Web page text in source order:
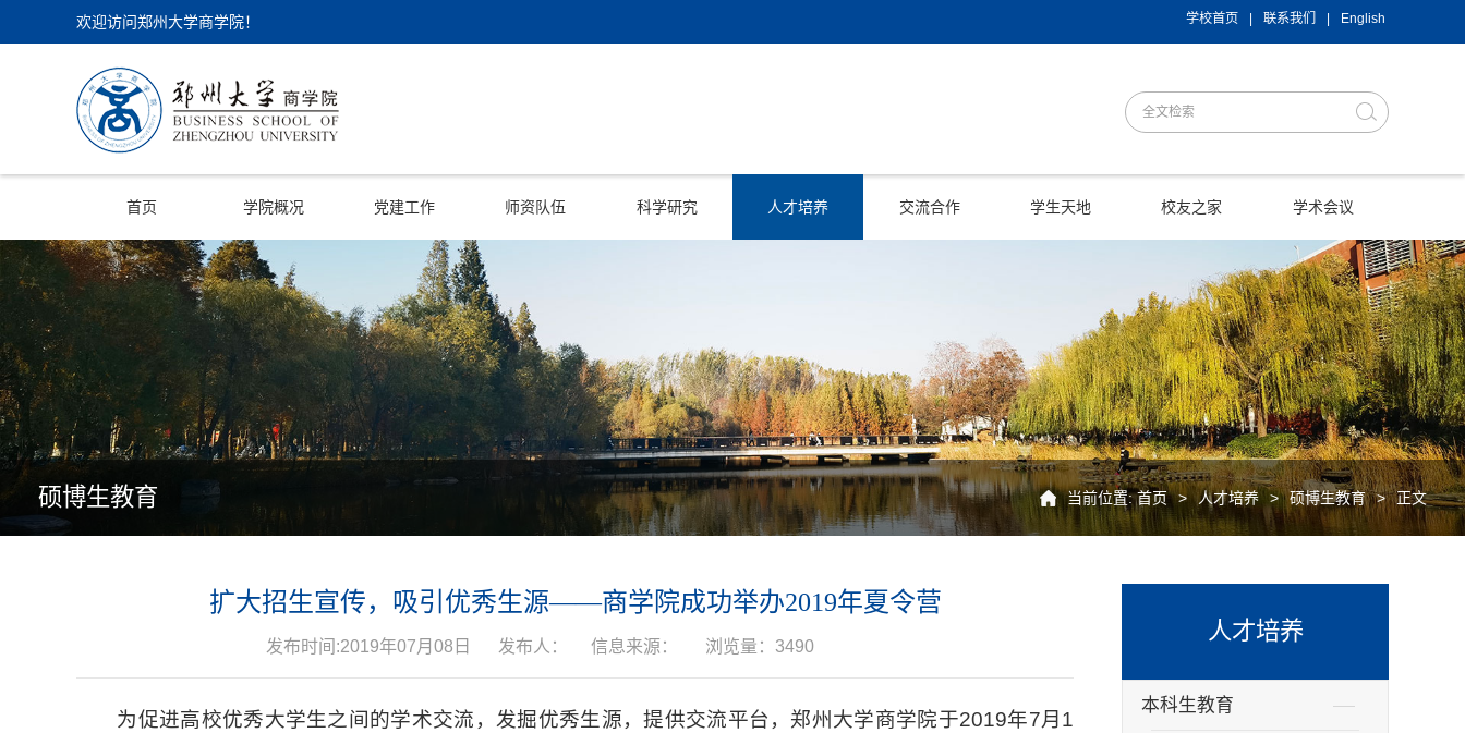
欢迎访问郑州大学商学院！ 学校首页 联系我们 English
首页 学院概况 党建工作 师资队伍 科学研究 人才培养 交流合作 学生天地 校友之家 学术会议
硕博生教育 当前位置:首页 > 人才培养 > 硕博生教育 > 正文
人才培养
本科生教育
扩大招生宣传，吸引优秀生源——商学院成功举办2019年夏令营
发布时间:2019年07月08日 发布人： 信息来源： 浏览量：3490
为促进高校优秀大学生之间的学术交流，发掘优秀生源，提供交流平台，郑州大学商学院于2019年7月1